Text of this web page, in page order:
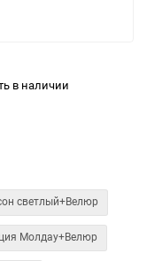
в наличии
светлый+Велюр
Молдау+Велюр